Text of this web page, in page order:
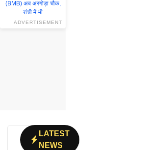
ADVERTISEMENT
LATEST
NEWS